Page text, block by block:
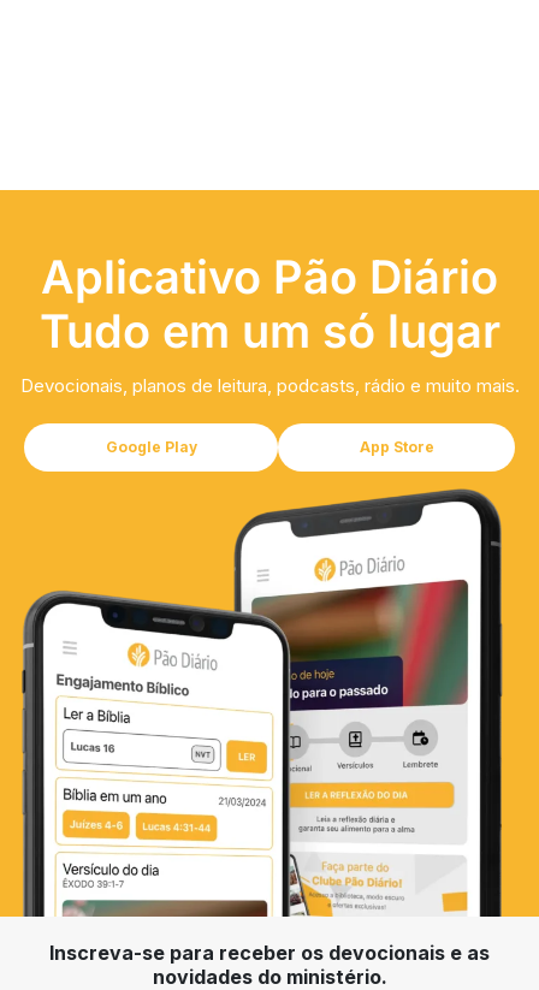
Aplicativo Pão Diário
Tudo em um só lugar
Devocionais, planos de leitura, podcasts, rádio e muito mais.
Google Play App Store
Inscreva-se para receber os devocionais e as
novidades do ministério.